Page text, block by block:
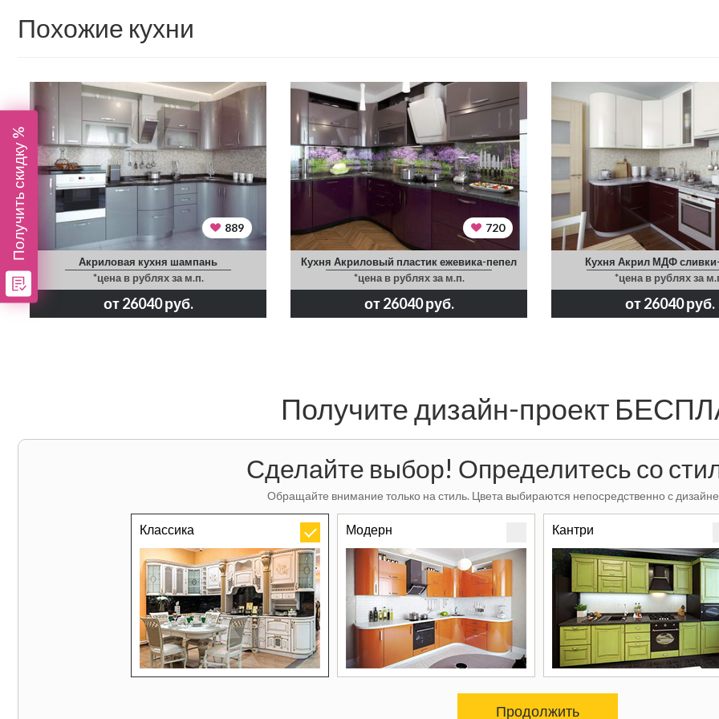
Получить скидку %
Похожие кухни
889
Акриловая кухня шампань
*цена в рублях за м.п.
от 26040 руб.
720
Кухня Акриловый пластик ежевика-пепел
*цена в рублях за м.п.
от 26040 руб.
Кухня Акрил МДФ
*цена в рублях за
от 26040 руб.
Получите дизайн-проект
Сделайте выбор! Определитесь со
Обращайте внимание только на стиль. Цвета выбираются непосредственно с
Классика Модерн Кантри
Продолжить